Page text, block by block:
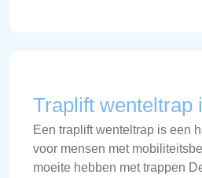
Traplift wenteltrap
Een traplift wenteltrap is een
voor mensen met
moeite hebben met trappen